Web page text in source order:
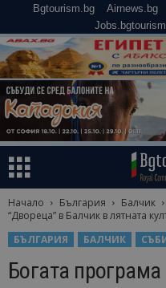
Bgtourism.bg Airnews.bg
Начало България Балчик
“Двореца” в Балчик в лятната
БЪЛГАРИЯ
БАЛЧИК
Богата